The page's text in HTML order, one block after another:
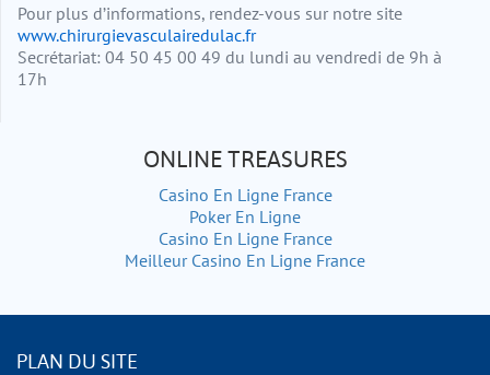
Pour plus d’informations, rendez-vous sur notre site
www.chirurgievasculairedulac.fr
Secrétariat: 04 50 45 00 49 du lundi au vendredi de 9h à
17h
ONLINE TREASURES
Casino En Ligne France
Poker En Ligne
Casino En Ligne France
Meilleur Casino En Ligne France
PLAN DU SITE